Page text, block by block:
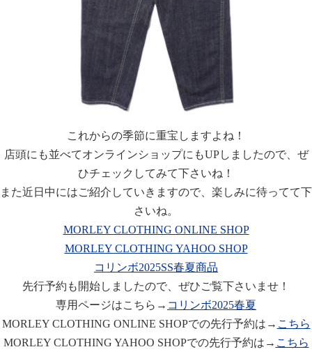
これからの季節に重宝しますよね！
店頭にも並べてオンラインショップにもUPしましたので、ぜ
ひチェックしてみて下さいね！
また近日中にはご紹介していきますので、楽しみに待ってて下
さいね。
MORLEY CLOTHING ONLINE SHOP
MORLEY CLOTHING YAHOO SHOP
コリンボ2025SS春夏商品
先行予約も開始しましたので、ぜひご覧下さいませ！
専用ページはこちら→ コリンボ2025春夏
MORLEY CLOTHING ONLINE SHOPでの先行予約は→ こちら
MORLEY CLOTHING YAHOO SHOPでの先行予約は→ こちら